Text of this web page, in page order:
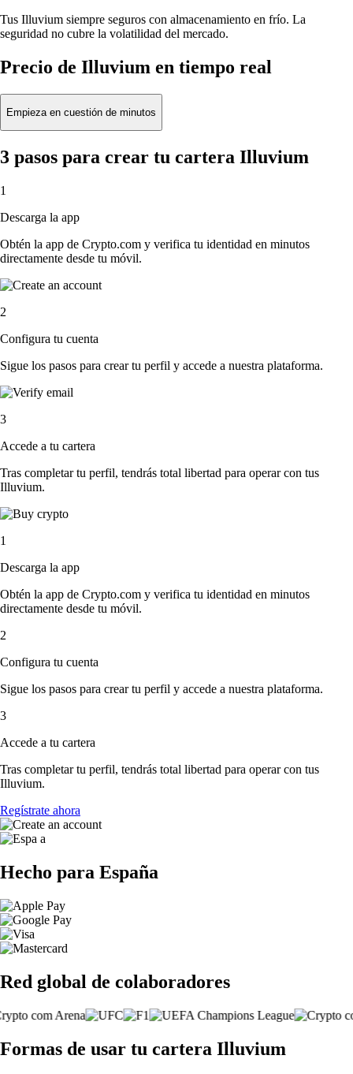
Tus Illuvium siempre seguros con almacenamiento en frío. La
seguridad no cubre la volatilidad del mercado.
Precio de Illuvium en tiempo real
Empieza en cuestión de minutos
3 pasos para crear tu cartera Illuvium
1
Descarga la app
Obtén la app de Crypto.com y verifica tu identidad en minutos
directamente desde tu móvil.
2
Configura tu cuenta
Sigue los pasos para crear tu perfil y accede a nuestra plataforma.
3
Accede a tu cartera
Tras completar tu perfil, tendrás total libertad para operar con tus
Illuvium.
1
Descarga la app
Obtén la app de Crypto.com y verifica tu identidad en minutos
directamente desde tu móvil.
2
Configura tu cuenta
Sigue los pasos para crear tu perfil y accede a nuestra plataforma.
3
Accede a tu cartera
Tras completar tu perfil, tendrás total libertad para operar con tus
Illuvium.
Regístrate ahora
Hecho para España
Red global de colaboradores
Formas de usar tu cartera Illuvium